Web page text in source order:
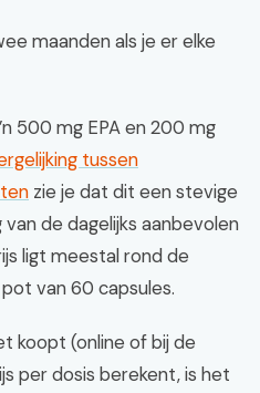
maanden als je er elke
500 mg EPA en 200 mg
tussen
zie je dat dit een stevige
de dagelijks aanbevolen
ligt meestal rond de
van 60 capsules.
koopt (online of bij de
per dosis berekent, is het